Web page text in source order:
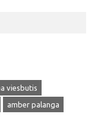
viesbutis
amber palanga